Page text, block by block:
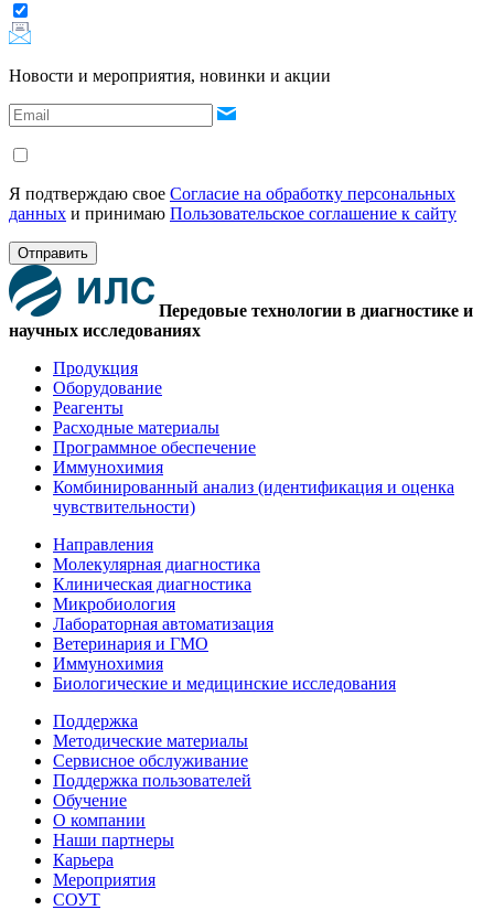
Новости и мероприятия, новинки и акции
Я подтверждаю свое Согласие на обработку персональных
данных и принимаю Пользовательское соглашение к сайту
Отправить
Передовые технологии в диагностике и
научных исследованиях
Продукция
Оборудование
Реагенты
Расходные материалы
Программное обеспечение
Иммунохимия
Комбинированный анализ (идентификация и оценка
чувствительности)
Направления
Молекулярная диагностика
Клиническая диагностика
Микробиология
Лабораторная автоматизация
Ветеринария и ГМО
Иммунохимия
Биологические и медицинские исследования
Поддержка
Методические материалы
Сервисное обслуживание
Поддержка пользователей
Обучение
О компании
Наши партнеры
Карьера
Мероприятия
СОУТ